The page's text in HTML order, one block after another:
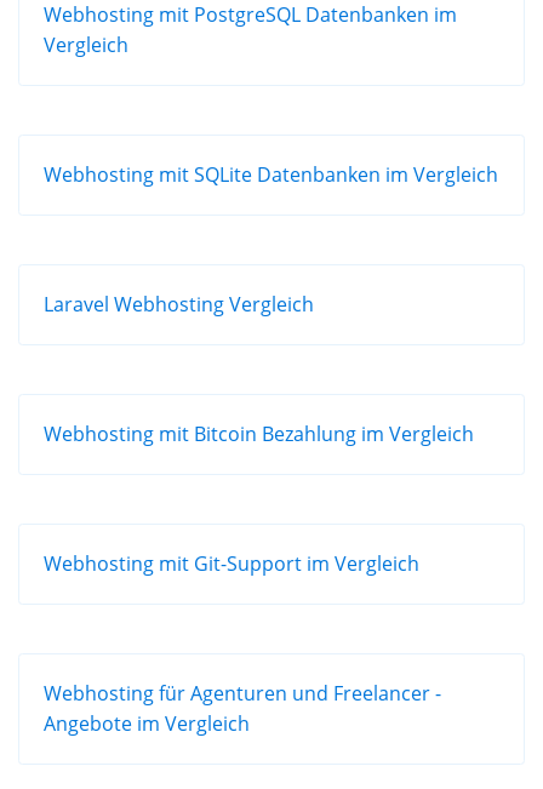
Webhosting mit PostgreSQL Datenbanken im
Vergleich
Webhosting mit SQLite Datenbanken im Vergleich
Laravel Webhosting Vergleich
Webhosting mit Bitcoin Bezahlung im Vergleich
Webhosting mit Git-Support im Vergleich
Webhosting für Agenturen und Freelancer -
Angebote im Vergleich